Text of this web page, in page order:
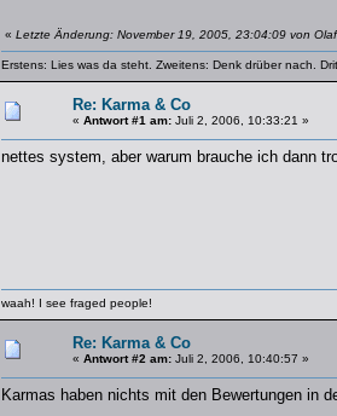
« Letzte Änderung: November 19, 2005, 23:04:09 von
Erstens: Lies was da steht. Zweitens: Denk drüber nach.
Re: Karma & Co
« Antwort #1 am: Juli 2, 2006, 10:33:21 »
nettes system, aber warum brauche ich dann
waah! I see fraged people!
Re: Karma & Co
« Antwort #2 am: Juli 2, 2006, 10:40:57 »
Karmas haben nichts mit den Bewertungen in